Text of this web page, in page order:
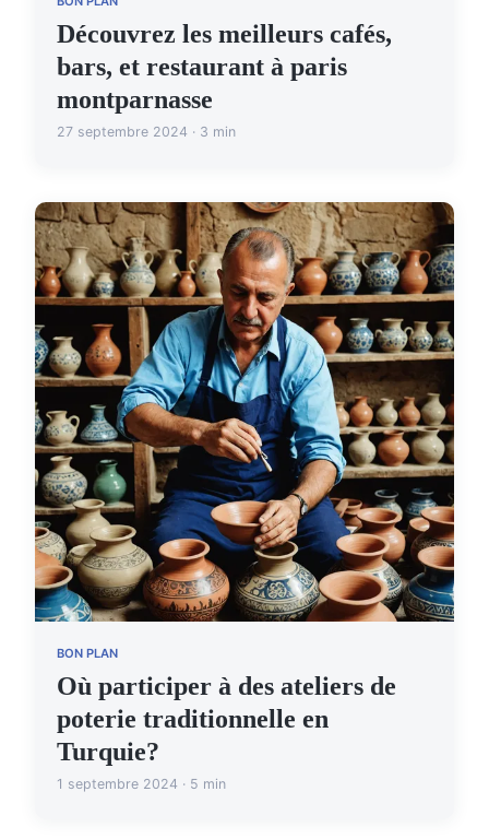
Découvrez les meilleurs cafés,
bars, et restaurant à paris
montparnasse
27 septembre 2024 · 3 min
BON PLAN
Où participer à des ateliers de
poterie traditionnelle en
Turquie?
1 septembre 2024 · 5 min